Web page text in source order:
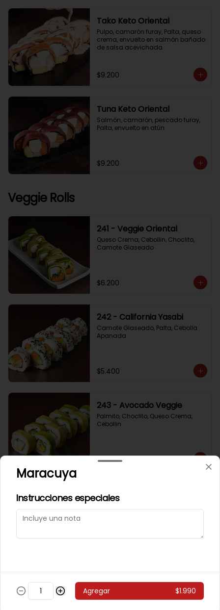
Tako Keto Oriental
Pulpo, camarón furay, Palta, queso
crema, envuelto en salmón bañado
de salsa acevichada
$9.200
Tuna Keto Oriental
Salmón, camarón, pescado furay,
Palta, envuelto en atún
$9.200
Veggie Rolls
241 - Veggie Oriental
Queso Crema, Cebollin, Choclito,
Camote Glaseado
$6.200
242 - California Yasabi
Camote Glaseado, Palta, Cebolla
Apanada
$5.400
243 - Avocado Veggie
Palmito, Choclito, Queso Crema,
Cebollin
$5.400
244 - Hot Mushroom
Pimenton
245 - Veggi Almond
Champiñon Tempura, Palta,
Topping De Almendras Bañado En
Maracuya
Instrucciones especiales
Agregar $1.990